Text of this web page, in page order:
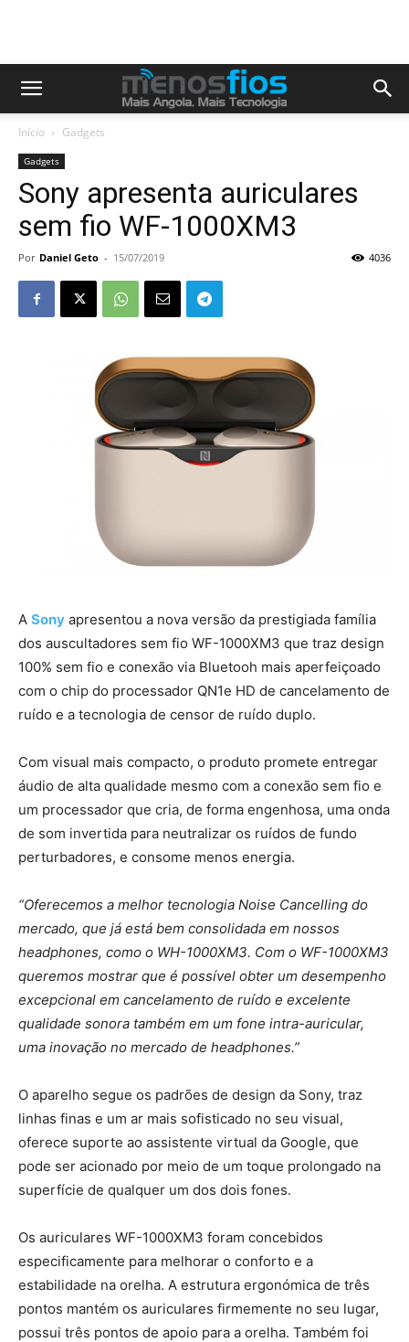
Início Gadgets
Gadgets
Sony apresenta auriculares
sem fio WF-1000XM3
Por Daniel Geto - 15/07/2019 4036
A Sony apresentou a nova versão da prestigiada família
dos auscultadores sem fio WF-1000XM3 que traz design
100% sem fio e conexão via Bluetooh mais aperfeiçoado
com o chip do processador QN1e HD de cancelamento de
ruído e a tecnologia de censor de ruído duplo.
Com visual mais compacto, o produto promete entregar
áudio de alta qualidade mesmo com a conexão sem fio e
um processador que cria, de forma engenhosa, uma onda
de som invertida para neutralizar os ruídos de fundo
perturbadores, e consome menos energia.
“Oferecemos a melhor tecnologia Noise Cancelling do
mercado, que já está bem consolidada em nossos
headphones, como o WH-1000XM3. Com o WF-1000XM3
queremos mostrar que é possível obter um desempenho
excepcional em cancelamento de ruído e excelente
qualidade sonora também em um fone intra-auricular,
uma inovação no mercado de headphones.”
O aparelho segue os padrões de design da Sony, traz
linhas finas e um ar mais sofisticado no seu visual,
oferece suporte ao assistente virtual da Google, que
pode ser acionado por meio de um toque prolongado na
superfície de qualquer um dos dois fones.
Os auriculares WF-1000XM3 foram concebidos
especificamente para melhorar o conforto e a
estabilidade na orelha. A estrutura ergonómica de três
pontos mantém os auriculares firmemente no seu lugar,
possui três pontos de apoio para a orelha. Também foi